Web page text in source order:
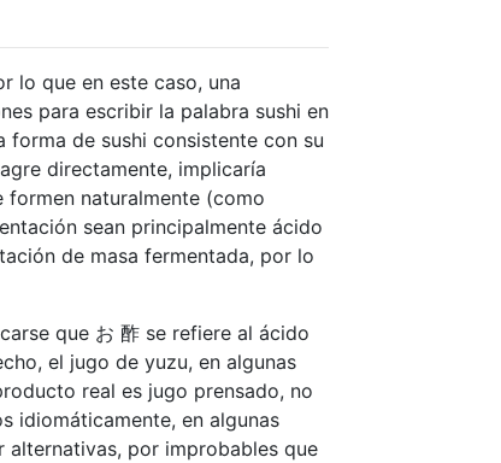
lo que en este caso, una
para escribir la palabra sushi en
forma de sushi consistente con su
directamente, implicaría
naturalmente (como
sean principalmente ácido
de masa fermentada, por lo
que お 酢 se refiere al ácido
el jugo de yuzu, en algunas
real es jugo prensado, no
idiomáticamente, en algunas
alternativas, por improbables que